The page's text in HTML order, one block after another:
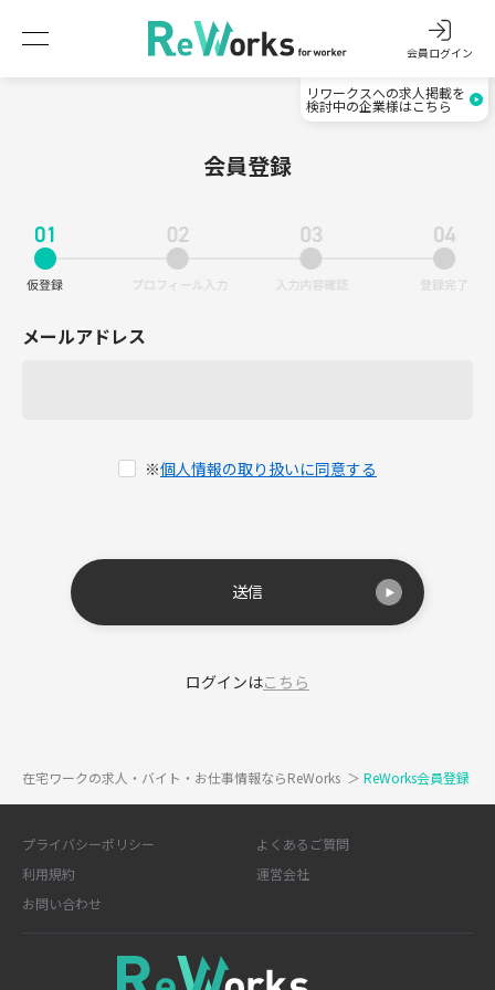
会員ログイン
リワークスへの求人掲載を
検討中の企業様はこちら
会員登録
メールアドレス
※個人情報の取り扱いに同意する
送信
ログインはこちら
在宅ワークの求人・バイト・お仕事情報ならReWorks ＞ ReWorks会員登録
プライバシーポリシー
よくあるご質問
利用規約
運営会社
お問い合わせ